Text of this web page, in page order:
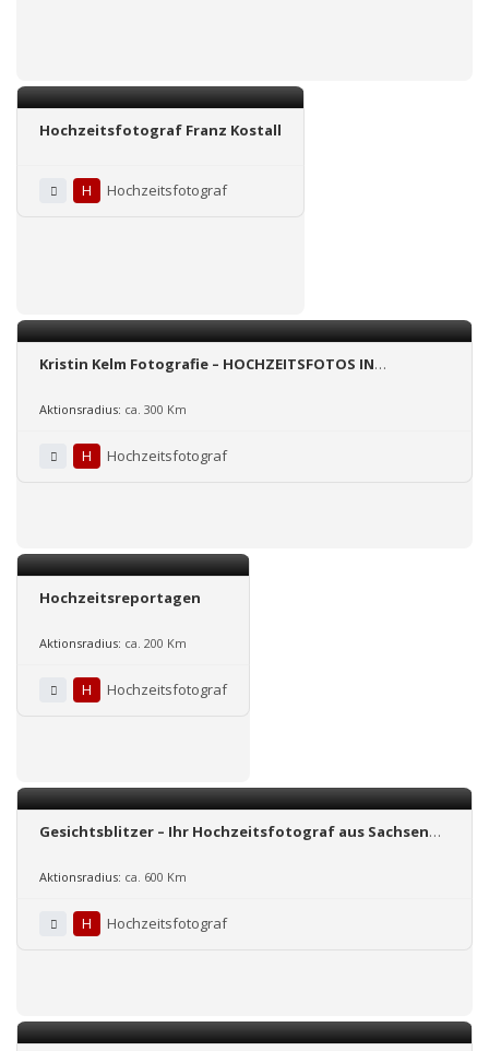
Hochzeitsfotograf Franz Kostall
H Hochzeitsfotograf
Kristin Kelm Fotografie – HOCHZEITSFOTOS IN
Aktionsradius: ca. 300 Km
H Hochzeitsfotograf
Hochzeitsreportagen
Aktionsradius: ca. 200 Km
H Hochzeitsfotograf
Gesichtsblitzer – Ihr Hochzeitsfotograf aus Sachsen
Aktionsradius: ca. 600 Km
H Hochzeitsfotograf